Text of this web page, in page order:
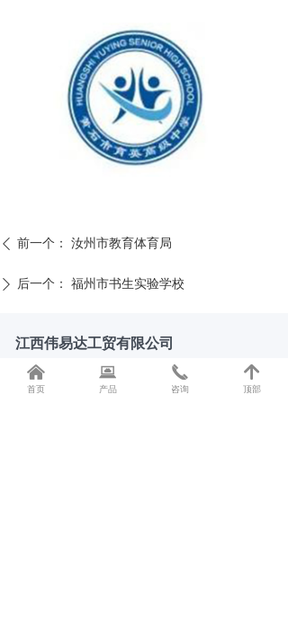
ꄴ 前一个： 汝州市教育体育局
ꄲ 后一个： 福州市书生实验学校
江西伟易达工贸有限公司
销售热线：13970477771
电子邮箱：41349920@qq.com
낀
首页
뀵
产品
끅
咨询
녕
顶部